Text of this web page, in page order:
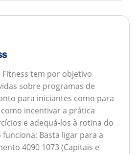
Fitness tem por objetivo
sobre programas de
para iniciantes como para
incentivar a prática
e adequá-los à rotina do
funciona: Basta ligar para a
4090 1073 (Capitais e